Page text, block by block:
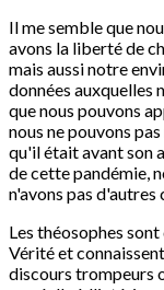
Il me semble que
avons la liberté de
mais aussi notre
données auxquelles
que nous pouvons
nous ne pouvons
qu'il était avant son
de cette pandémie,
n'avons pas d'autres
Les théosophes
Vérité et
discours trompeurs